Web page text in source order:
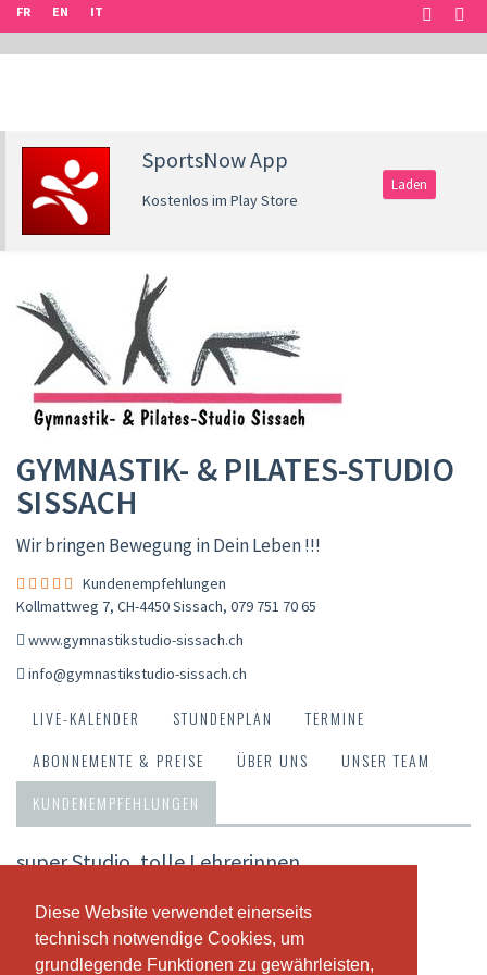
Diese Website verwendet einerseits
technisch notwendige Cookies, um
grundlegende Funktionen zu gewährleisten,
Diese Website verwendet einerseits
technisch notwendige Cookies, um
grundlegende Funktionen zu gewährleisten,
FR EN IT
SportsNow App
Kostenlos im Play Store
Laden
GYMNASTIK- & PILATES-STUDIO
SISSACH
Wir bringen Bewegung in Dein Leben !!!
Kundenempfehlungen
Kollmattweg 7, CH-4450 Sissach, 079 751 70 65
www.gymnastikstudio-sissach.ch
info@gymnastikstudio-sissach.ch
LIVE-KALENDER STUNDENPLAN
TERMINE
ABONNEMENTE & PREISE
ÜBER UNS
UNSER TEAM
KUNDENEMPFEHLUNGEN
super Studio, tolle Lehrerinnen
Jolanda Eggenberger - 08.04.2024
tiptop! lessige Stunden, tolles Angebot